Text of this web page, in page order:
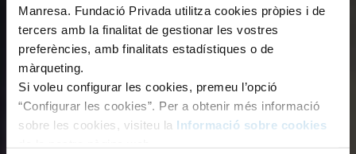
Manresa. Fundació Privada utilitza cookies pròpies i de
tercers amb la finalitat de gestionar les vostres
preferències, amb finalitats estadístiques o de
màrqueting.
Si voleu configurar les cookies, premeu l’opció
“Configurar les cookies”. Per a obtenir més informació
sobre les cookies, visiteu la Informació sobre cookies